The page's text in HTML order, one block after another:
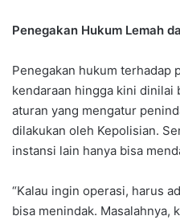
Penegakan Hukum Lemah
Penegakan hukum terhadap
kendaraan hingga kini dinilai
aturan yang mengatur
dilakukan oleh Kepolisian.
instansi lain hanya bisa
“Kalau ingin operasi, harus
bisa menindak. Masalahnya,